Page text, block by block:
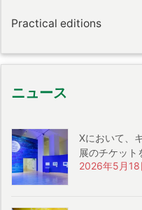
Practical editions
ニュース
Xにおいて、
展のチケット
2026年5月18